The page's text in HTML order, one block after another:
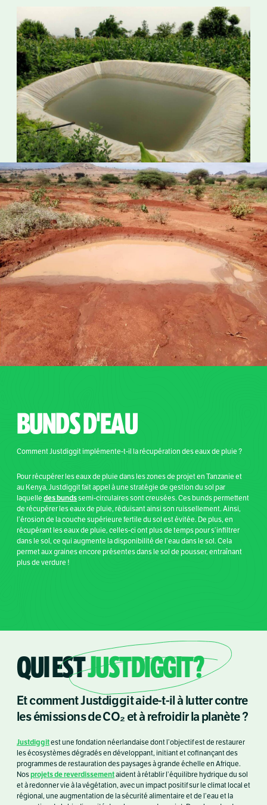
BUNDS D'EAU
Comment Justdiggit implémente-t-il la récupération des eaux de pluie ?
Pour récupérer les eaux de pluie dans les zones de projet en Tanzanie et
au Kenya, Justdiggit fait appel à une stratégie de gestion du sol par
laquelle des bundssemi-circulaires sont creusées. Ces bunds permettent
de récupérer les eaux de pluie, réduisant ainsi son ruissellement. Ainsi,
l’érosion de la couche supérieure fertile du sol est évitée. De plus, en
récupérant les eaux de pluie, celles-ci ont plus de temps pour s’infiltrer
dans le sol, ce qui augmente la disponibilité de l’eau dans le sol. Cela
permet aux graines encore présentes dans le sol de pousser, entraînant
plus de verdure !
QUI ESTJUSTDIGGIT?
Et comment Justdiggit aide-t-il à lutter contre
les émissions de CO₂ et à refroidir la planète ?
Justdiggitest une fondation néerlandaise dont l’objectif est de restaurer
les écosystèmes dégradés en développant, initiant et cofinançant des
programmes de restauration des paysages à grande échelle en Afrique.
Nosprojets de reverdissementaident à rétablir l’équilibre hydrique du sol
et à redonner vie à la végétation, avec un impact positif sur le climat local et
régional, une augmentation de la sécurité alimentaire et de l’eau et la